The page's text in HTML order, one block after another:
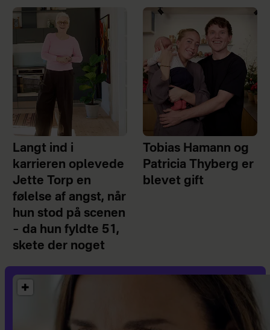
Langt ind i
karrieren oplevede
Jette Torp en
følelse af angst, når
hun stod på scenen
– da hun fyldte 51,
skete der noget
Tobias Hamann og
Patricia Thyberg er
blevet gift